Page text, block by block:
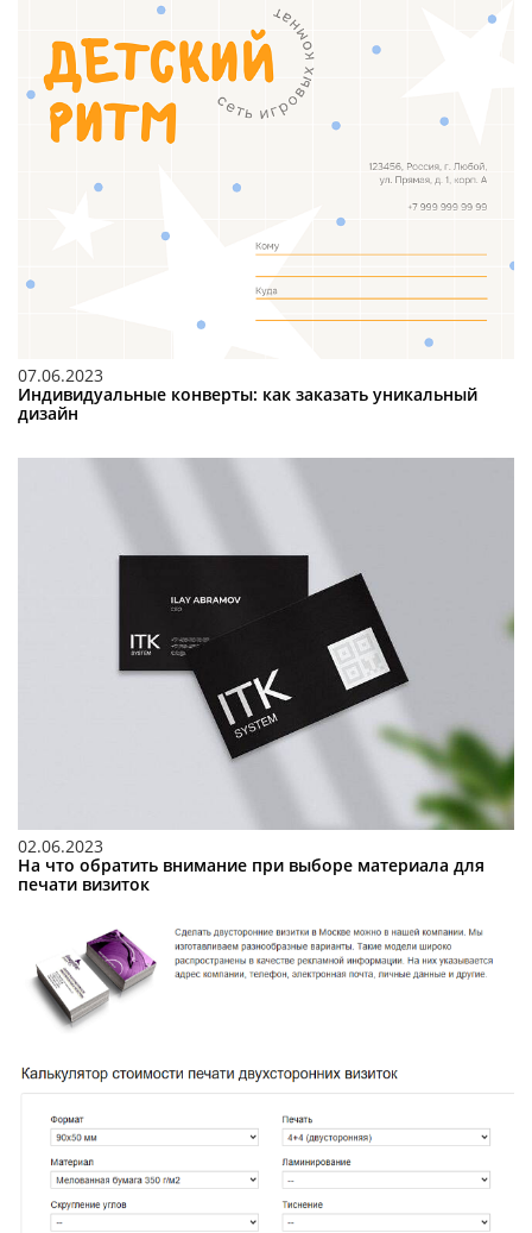
07.06.2023
Индивидуальные конверты: как заказать уникальный
дизайн
02.06.2023
На что обратить внимание при выборе материала для
печати визиток